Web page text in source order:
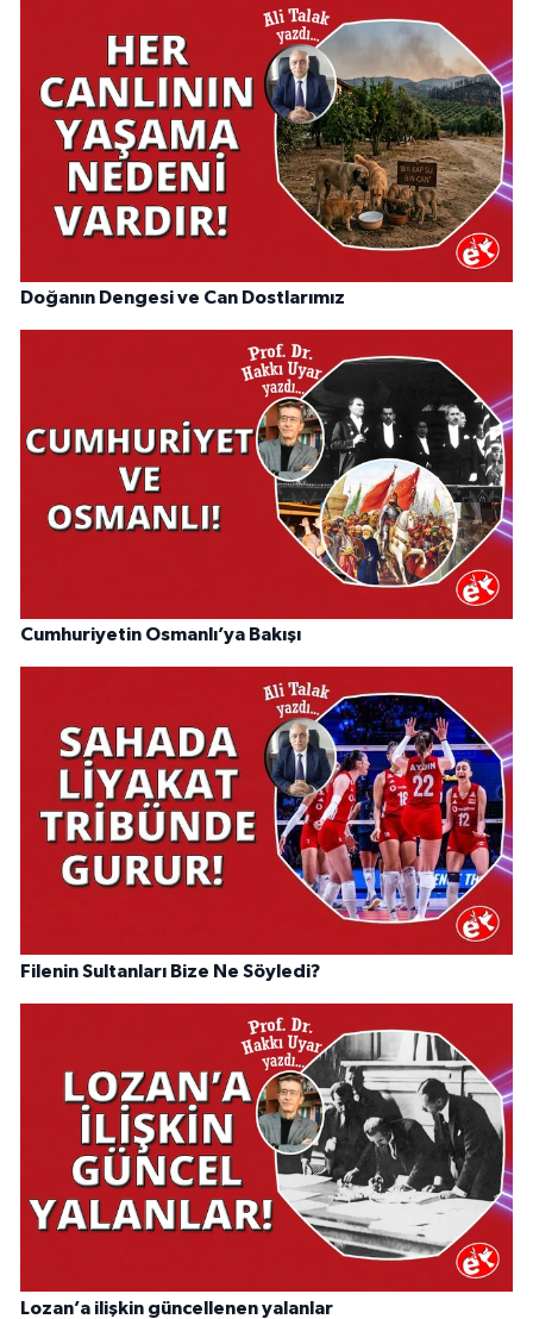
Doğanın Dengesi ve Can Dostlarımız
Cumhuriyetin Osmanlı’ya Bakışı
Filenin Sultanları Bize Ne Söyledi?
Lozan’a ilişkin güncellenen yalanlar